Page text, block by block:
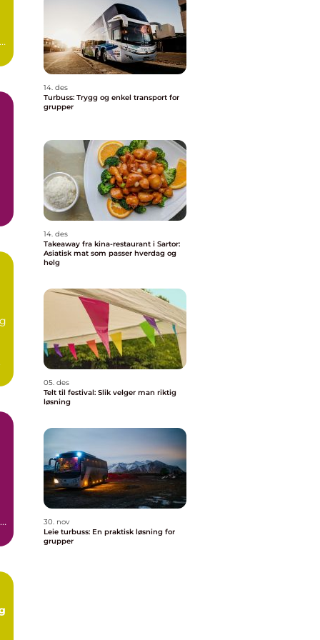
14. des
Turbuss: Trygg og enkel transport for
grupper
14. des
Takeaway fra kina-restaurant i Sartor:
Asiatisk mat som passer hverdag og
helg
05. des
Telt til festival: Slik velger man riktig
løsning
30. nov
Leie turbuss: En praktisk løsning for
grupper